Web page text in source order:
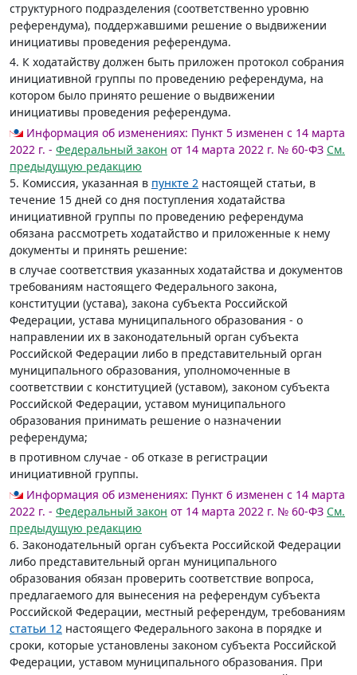
структурного подразделения (соответственно уровню
референдума), поддержавшими решение о выдвижении
инициативы проведения референдума.
4. К ходатайству должен быть приложен протокол собрания
инициативной группы по проведению референдума, на
котором было принято решение о выдвижении
инициативы проведения референдума.
Информация об изменениях: Пункт 5 изменен с 14 марта
2022 г. - Федеральный закон от 14 марта 2022 г. № 60-ФЗ См.
предыдущую редакцию
5. Комиссия, указанная в пункте 2 настоящей статьи, в
течение 15 дней со дня поступления ходатайства
инициативной группы по проведению референдума
обязана рассмотреть ходатайство и приложенные к нему
документы и принять решение:
в случае соответствия указанных ходатайства и документов
требованиям настоящего Федерального закона,
конституции (устава), закона субъекта Российской
Федерации, устава муниципального образования - о
направлении их в законодательный орган субъекта
Российской Федерации либо в представительный орган
муниципального образования, уполномоченные в
соответствии с конституцией (уставом), законом субъекта
Российской Федерации, уставом муниципального
образования принимать решение о назначении
референдума;
в противном случае - об отказе в регистрации
инициативной группы.
Информация об изменениях: Пункт 6 изменен с 14 марта
2022 г. - Федеральный закон от 14 марта 2022 г. № 60-ФЗ См.
предыдущую редакцию
6. Законодательный орган субъекта Российской Федерации
либо представительный орган муниципального
образования обязан проверить соответствие вопроса,
предлагаемого для вынесения на референдум субъекта
Российской Федерации, местный референдум, требованиям
статьи 12 настоящего Федерального закона в порядке и
сроки, которые установлены законом субъекта Российской
Федерации, уставом муниципального образования. При